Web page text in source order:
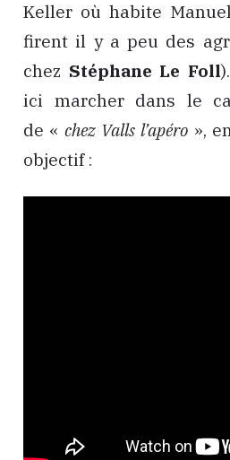
Keller où habite
firent il y a peu des
chez Stéphane Le Foll
ici marcher dans le
de « chez Valls l’apéro »,
objectif :